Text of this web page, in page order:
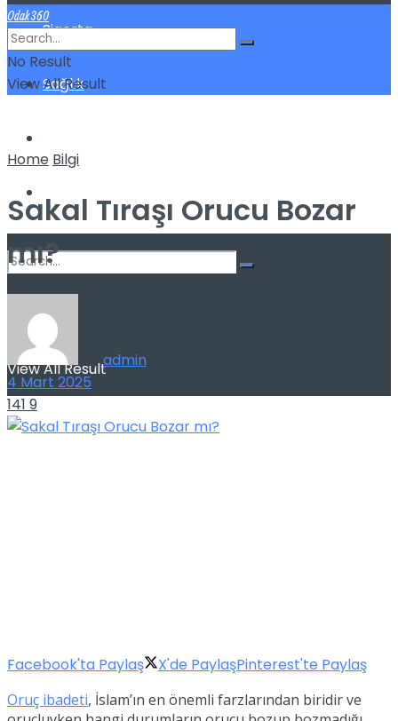
Sigorta
Sağlık
No Result
View All Result
Odak360
No Result
View All Result
Home Bilgi
Sakal Tıraşı Orucu Bozar
mı?
byadmin
4 Mart 2025
141 9
Facebook'ta Paylaş X'de PaylaşPinterest'te Paylaş
Oruç ibadeti, İslam’ın en önemli farzlarından biridir ve